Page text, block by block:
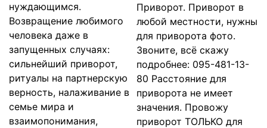
нуждающимся.
Возвращение любимого
человека даже в
запущенных случаях:
сильнейший приворот,
ритуалы на партнерскую
верность, налаживание в
семье мира и
взаимопонимания,
Приворот. Приворот в
любой местности, нужны
для приворота фото.
Звоните, всё скажу
подробнее: 095-481-13-
80 Расстояние для
приворота не имеет
значения. Провожу
приворот ТОЛЬКО для